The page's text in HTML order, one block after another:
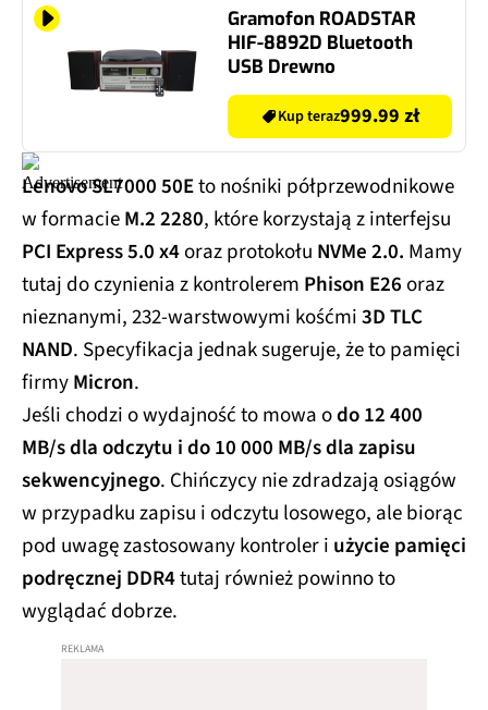
Gramofon ROADSTAR
HIF-8892D Bluetooth
USB Drewno
Kup teraz999.99 zł
Lenovo SL7000 50Eto nośniki półprzewodnikowe
w formacieM.2 2280, które korzystają z interfejsu
PCI Express 5.0 x4oraz protokołu NVMe 2.0. Mamy
tutaj do czynienia z kontrolerem Phison E26oraz
nieznanymi, 232-warstwowymi kośćmi 3D TLC
NAND. Specyfikacja jednak sugeruje, że to pamięci
firmyMicron.
Jeśli chodzi o wydajność to mowa odo 12 400
MB/s dla odczytu i do 10 000 MB/s dla zapisu
sekwencyjnego. Chińczycy nie zdradzają osiągów
w przypadku zapisu i odczytu losowego, ale biorąc
pod uwagę zastosowany kontroler i użycie pamięci
podręcznej DDR4tutaj również powinno to
wyglądać dobrze.